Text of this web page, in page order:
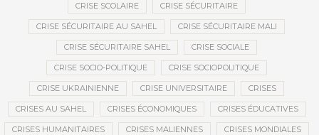
CRISE SCOLAIRE CRISE SÉCURITAIRE
CRISE SÉCURITAIRE AU SAHEL CRISE SÉCURITAIRE MALI
CRISE SÉCURITAIRE SAHEL CRISE SOCIALE
CRISE SOCIO-POLITIQUE CRISE SOCIOPOLITIQUE
CRISE UKRAINIENNE CRISE UNIVERSITAIRE CRISES
CRISES AU SAHEL CRISES ÉCONOMIQUES CRISES ÉDUCATIVES
CRISES HUMANITAIRES CRISES MALIENNES CRISES MONDIALES